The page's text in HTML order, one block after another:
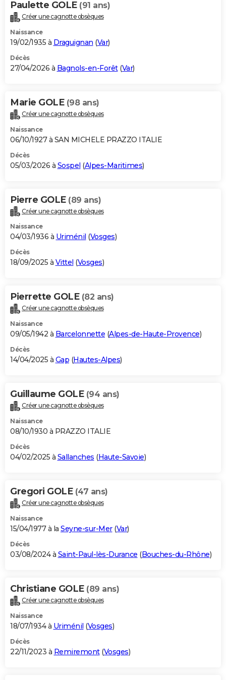
Bricolage
Lifestyle
Culture
Sport
Auto
Television
Voyage
Cinema
Paulette GOLE (91 ans)
Créer une cagnotte obsèques
Naissance
19/02/1935 à Draguignan (Var)
Décès
27/04/2026 à Bagnols-en-Forêt(Var)
Marie GOLE (98 ans)
Créer une cagnotte obsèques
Naissance
06/10/1927 à SAN MICHELE PRAZZO ITALIE
Décès
05/03/2026 à Sospel (Alpes-Maritimes)
Pierre GOLE (89 ans)
Créer une cagnotte obsèques
Naissance
04/03/1936 à Uriménil (Vosges)
Décès
18/09/2025 à Vittel (Vosges)
Pierrette GOLE (82 ans)
Créer une cagnotte obsèques
Naissance
09/05/1942 à Barcelonnette (Alpes-de-Haute-Provence)
Décès
14/04/2025 à Gap (Hautes-Alpes)
Guillaume GOLE (94 ans)
Créer une cagnotte obsèques
Naissance
08/10/1930 à PRAZZO ITALIE
Décès
04/02/2025 à Sallanches (Haute-Savoie)
Gregori GOLE (47 ans)
Créer une cagnotte obsèques
Naissance
15/04/1977 à la Seyne-sur-Mer(Var)
Décès
03/08/2024 à Saint-Paul-lès-Durance (Bouches-du-Rhône)
Christiane GOLE (89 ans)
Créer une cagnotte obsèques
Naissance
18/07/1934 à Uriménil (Vosges)
Décès
22/11/2023 à Remiremont(Vosges)